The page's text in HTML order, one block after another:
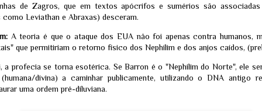
de Zagros, que em textos apócrifos e sumérios são
Leviathan e Abraxas) desceram.
A teoria é que o ataque dos EUA não foi apenas contra humanos,
que permitiriam o retorno físico dos Nephilim e dos anjos caídos,
a profecia se torna esotérica. Se Barron é o "Nephilim do Norte", ele
divina) a caminhar publicamente, utilizando o DNA antigo
uma ordem pré-diluviana.
UMBRELLA VIRA REALIDADE: Neuro-Regen X - A
nova droga experimental da FDA que pode trazer os
mortos de volta a vida
— Em um pronunciamento que misturou otimismo
Trump afirmou nesta terça-feira que os Estados Unidos estão
medicamentos experimentais altamente avançados, com o
teórico de reverter o quadro de morte clínica e restaurar as
vitais de pacientes recém-falecidos.